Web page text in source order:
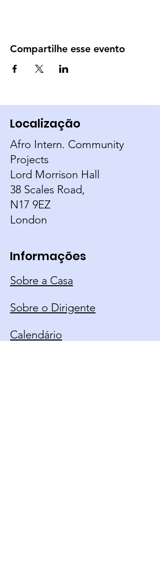
Compartilhe esse evento
Localização
Afro Intern. Community
Projects
Lord Morrison Hall
38 Scales Road,
N17 9EZ
London
Informações
Sobre a Casa
Sobre o Dirigente
Calendário